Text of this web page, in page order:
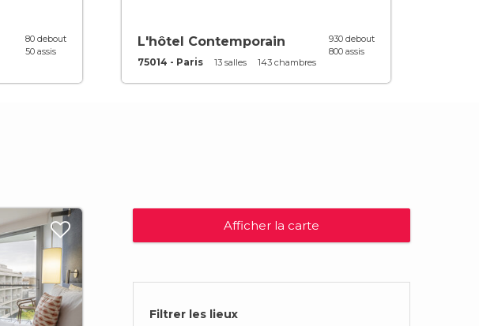
80 debout
50 assis
L'hôtel Contemporain
75014 - Paris 13 salles 143 chambres
930 debout
800 assis
Afficher la carte
Filtrer les lieux